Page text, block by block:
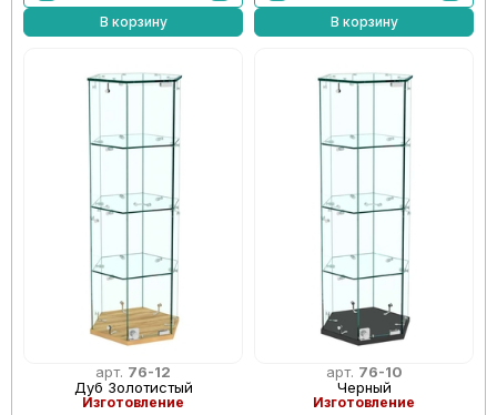
В корзину
В корзину
арт. 76-12
Дуб Золотистый
Изготовление
арт. 76-10
Черный
Изготовление